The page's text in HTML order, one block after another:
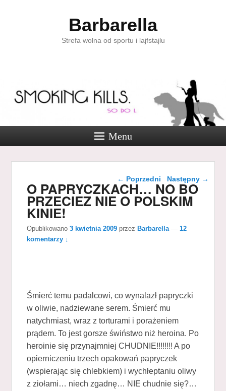
Barbarella
Strefa wolna od sportu i lajfstajlu
Menu
Nawigacja wpisu
← Poprzedni Następny →
O PAPRYCZKACH… NO BO
PRZECIEZ NIE O POLSKIM
KINIE!
Opublikowano3 kwietnia 2009 przez Barbarella —12
komentarzy ↓
Śmierć temu padalcowi, co wynalazł papryczki
w oliwie, nadziewane serem. Śmierć mu
natychmiast, wraz z torturami i porażeniem
prądem. To jest gorsze świństwo niż heroina. Po
heroinie się przynajmniej CHUDNIE!!!!!!!! A po
opierniczeniu trzech opakowań papryczek
(wspierając się chlebkiem) i wychłeptaniu oliwy
z ziołami… niech zgadnę… NIE chudnie się?…